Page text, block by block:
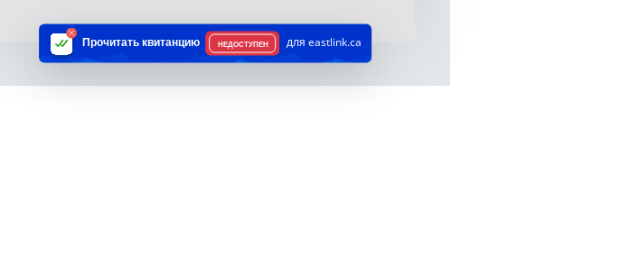
Прочитать квитанцию НЕДОСТУПЕН для eastlink.ca